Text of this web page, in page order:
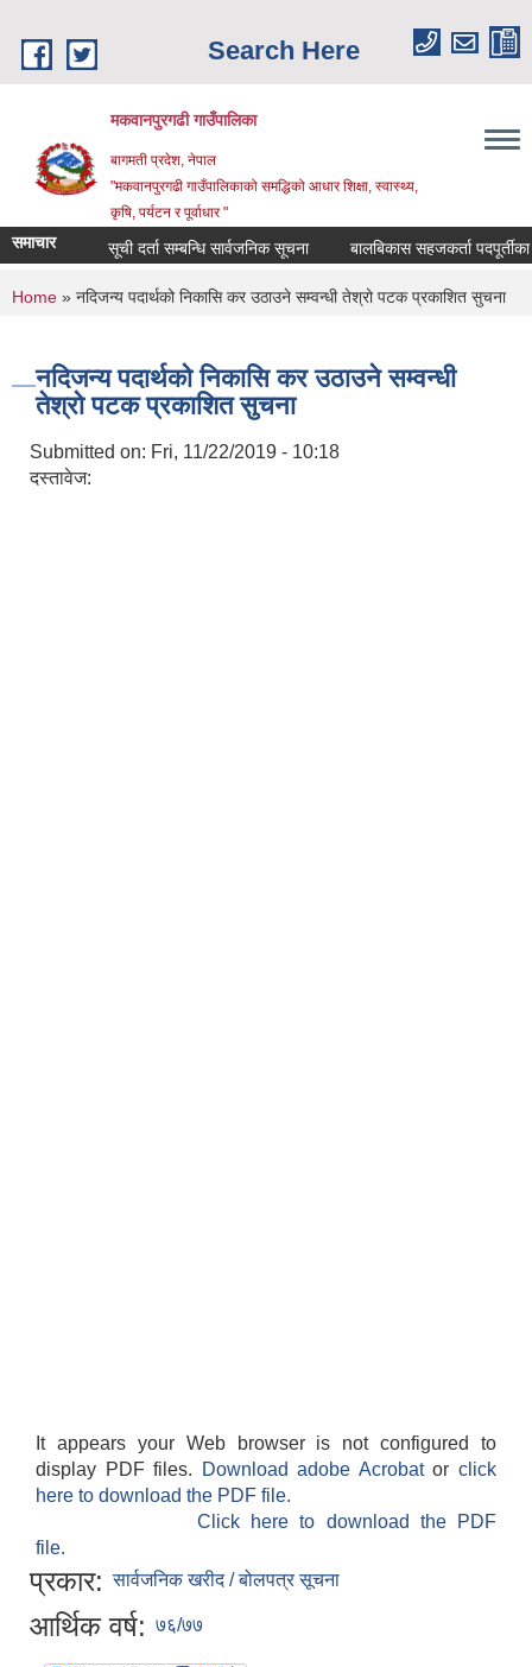
Search Here
मकवानपुरगढी गाउँपालिका
बागमती प्रदेश, नेपाल
"मकवानपुरगढी गाउँपालिकाको समद्धिको आधार शिक्षा, स्‍वास्‍थ्‍य,
कृषि, पर्यटन र पूर्वाधार "
समाचार सूची दर्ता सम्बन्धि सार्वजनिक सूचना बालबिकास सहजकर्ता पदपूर्तीका लागि
You are here
Home » नदिजन्य पदार्थको निकासि कर उठाउने सम्वन्धी तेश्रो पटक प्रकाशित सुचना
नदिजन्य पदार्थको निकासि कर उठाउने सम्वन्धी
तेश्रो पटक प्रकाशित सुचना
Submitted on: Fri, 11/22/2019 - 10:18
दस्तावेज:
It appears your Web browser is not configured to
display PDF files.
Download adobe Acrobatorclick
here to download the PDF file.
Click here to download the PDF
file.
प्रकार: सार्वजनिक खरीद / बोलपत्र सूचना
आर्थिक वर्ष: ७६/७७